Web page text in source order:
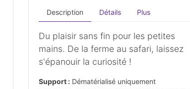
Description Détails Plus
Du plaisir sans fin pour les petites
mains. De la ferme au safari, laissez
s'épanouir la curiosité !
Support : Dématérialisé uniquement